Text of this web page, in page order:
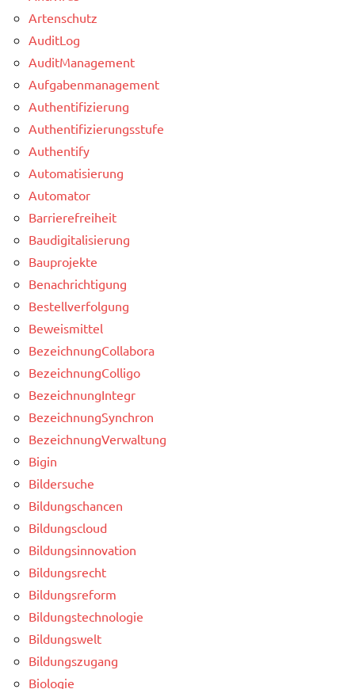
Artenschutz
AuditLog
AuditManagement
Aufgabenmanagement
Authentifizierung
Authentifizierungsstufe
Authentify
Automatisierung
Automator
Barrierefreiheit
Baudigitalisierung
Bauprojekte
Benachrichtigung
Bestellverfolgung
Beweismittel
BezeichnungCollabora
BezeichnungColligo
BezeichnungIntegr
BezeichnungSynchron
BezeichnungVerwaltung
Bigin
Bildersuche
Bildungschancen
Bildungscloud
Bildungsinnovation
Bildungsrecht
Bildungsreform
Bildungstechnologie
Bildungswelt
Bildungszugang
Biologie